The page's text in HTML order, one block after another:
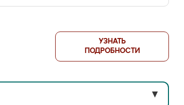
УЗНАТЬ
ПОДРОБНОСТИ
▼